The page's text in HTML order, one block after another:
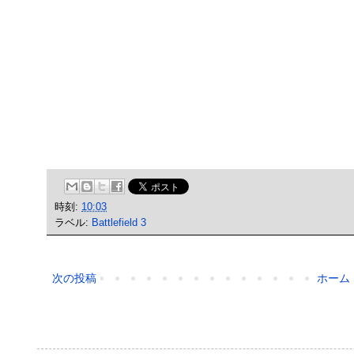
時刻: 10:03
ラベル: Battlefield 3
次の投稿 ホーム